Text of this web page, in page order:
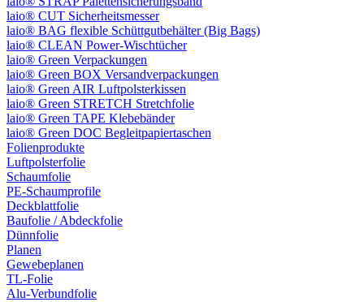
laio® CUT Sicherheitsmesser
laio® BAG flexible Schüttgutbehälter (Big Bags)
laio® CLEAN Power-Wischtücher
laio® Green Verpackungen
laio® Green BOX Versandverpackungen
laio® Green AIR Luftpolsterkissen
laio® Green STRETCH Stretchfolie
laio® Green TAPE Klebebänder
laio® Green DOC Begleitpapiertaschen
Folienprodukte
Luftpolsterfolie
Schaumfolie
PE-Schaumprofile
Deckblattfolie
Baufolie / Abdeckfolie
Dünnfolie
Planen
Gewebeplanen
TL-Folie
Alu-Verbundfolie